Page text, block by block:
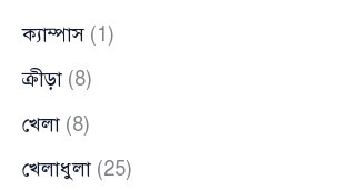
ক্যাম্পাস(1)
ক্রীড়া (8)
খেলা (8)
খেলাধুলা (25)